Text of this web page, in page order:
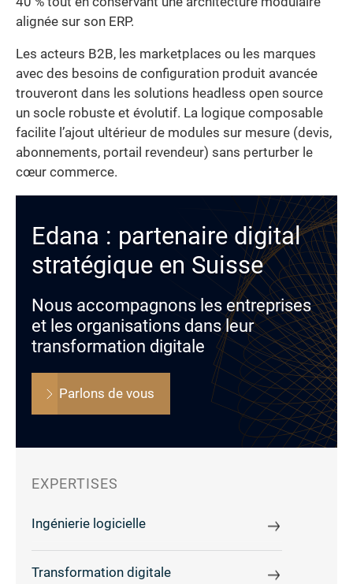
alignée sur son ERP.
Les acteurs B2B, les marketplaces ou les marques
avec des besoins de configuration produit avancée
trouveront dans les solutions headless open source
un socle robuste et évolutif. La logique composable
facilite l’ajout ultérieur de modules sur mesure (devis,
abonnements, portail revendeur) sans perturber le
cœur commerce.
Edana : partenaire digital
stratégique en Suisse
Nous accompagnons les entreprises
et les organisations dans leur
transformation digitale
Parlons de vous
EXPERTISES
Ingénierie logicielle
Transformation digitale